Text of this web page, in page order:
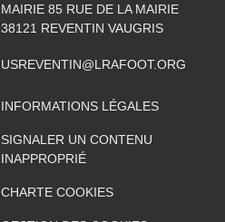
MAIRIE 85 RUE DE LA MAIRIE
38121 REVENTIN VAUGRIS
USREVENTIN@LRAFOOT.ORG
INFORMATIONS LÉGALES
SIGNALER UN CONTENU
INAPPROPRIÉ
CHARTE COOKIES